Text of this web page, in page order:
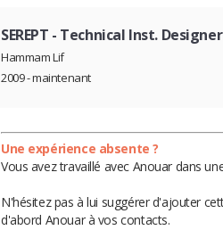
SEREPT - Technical Inst. Designer
Hammam Lif
2009 - maintenant
Une expérience absente ?
Vous avez travaillé avec Anouar dans
N'hésitez pas à lui suggérer d'ajouter
d'abord Anouar à vos contacts.